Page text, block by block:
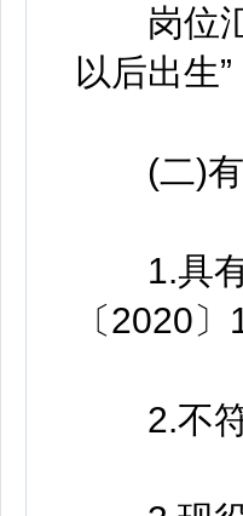
岗位汇
以后出生
(二)有
1.具有
〔2020
2.不符